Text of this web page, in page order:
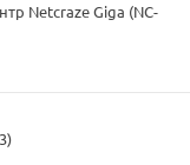
Netcraze Giga (NC-